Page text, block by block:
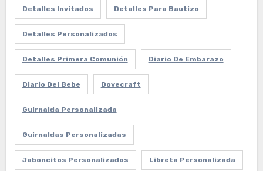
Detalles Invitados Detalles Para Bautizo
Detalles Personalizados
Detalles Primera Comunión Diario De Embarazo
Diario Del Bebe Dovecraft
Guirnalda Personalizada
Guirnaldas Personalizadas
Jaboncitos Personalizados Libreta Personalizada